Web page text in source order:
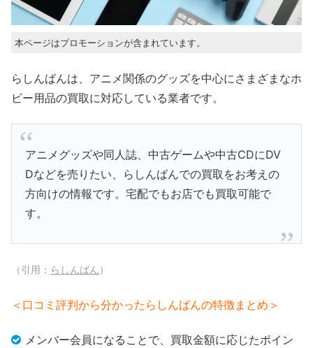
本ページはプロモーションが含まれています。
らしんばんは、アニメ関係のグッズを中心にさまざまなホ
ビー用品の買取に対応している業者です。
アニメグッズや同人誌、中古ゲームや中古CDにDV
Dなどを売りたい、らしんばんでの買取をお考えの
方向けの情報です。宅配でもお店でも買取可能で
す。
（引用： らしんばん）
＜口コミ評判から分かったらしんばんの特徴まとめ＞
メンバー会員になることで、買取金額に応じたポイン